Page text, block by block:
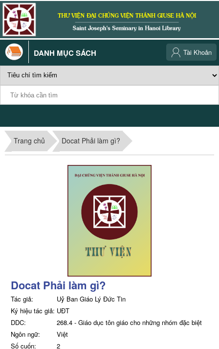
DANH MỤC SÁCH Tài Khoản
Trang chủ Docat Phải làm gì?
Docat Phải làm gì?
Tác giả:
Uỷ Ban Giáo Lý Đức Tin
Ký hiệu tác giả: UĐT
DDC:
268.4 - Giáo dục tôn giáo cho những nhóm đặc biệt
Ngôn ngữ:
Việt
Số cuốn:
2